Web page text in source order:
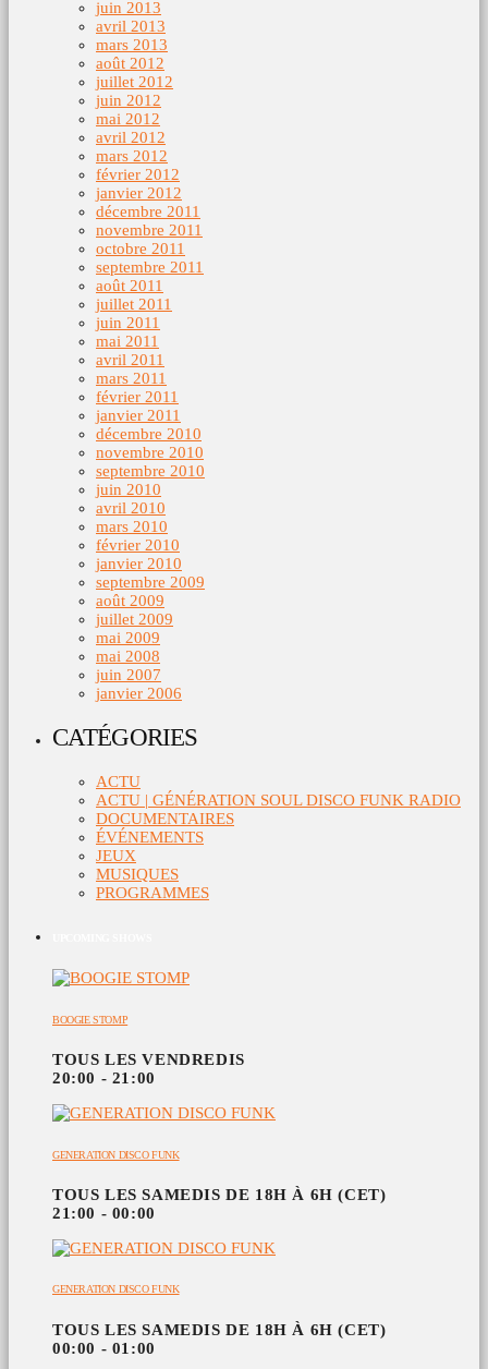
juin 2013
avril 2013
mars 2013
août 2012
juillet 2012
juin 2012
mai 2012
avril 2012
mars 2012
février 2012
janvier 2012
décembre 2011
novembre 2011
octobre 2011
septembre 2011
août 2011
juillet 2011
juin 2011
mai 2011
avril 2011
mars 2011
février 2011
janvier 2011
décembre 2010
novembre 2010
septembre 2010
juin 2010
avril 2010
mars 2010
février 2010
janvier 2010
septembre 2009
août 2009
juillet 2009
mai 2009
mai 2008
juin 2007
janvier 2006
CATÉGORIES
ACTU
ACTU | GÉNÉRATION SOUL DISCO FUNK RADIO
DOCUMENTAIRES
ÉVÉNEMENTS
JEUX
MUSIQUES
PROGRAMMES
BOOGIE STOMP
TOUS LES VENDREDIS
20:00 - 21:00
GENERATION DISCO FUNK
TOUS LES SAMEDIS DE 18H À 6H (CET)
21:00 - 00:00
GENERATION DISCO FUNK
TOUS LES SAMEDIS DE 18H À 6H (CET)
00:00 - 01:00